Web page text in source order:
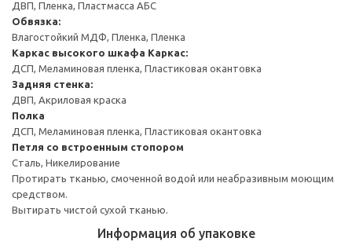
ДВП, Пленка, Пластмасса АБС
Обвязка:
Влагостойкий МДФ, Пленка, Пленка
Каркас высокого шкафа Каркас:
ДСП, Меламиновая пленка, Пластиковая окантовка
Задняя стенка:
ДВП, Акриловая краска
Полка
ДСП, Меламиновая пленка, Пластиковая окантовка
Петля со встроенным стопором
Сталь, Никелирование
Протирать тканью, смоченной водой или неабразивным моющим
средством.
Вытирать чистой сухой тканью.
Информация об упаковке